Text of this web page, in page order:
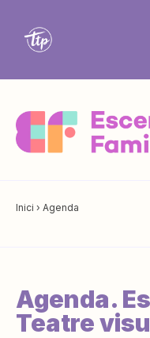
Inici › Agenda
Agenda.
Teatre